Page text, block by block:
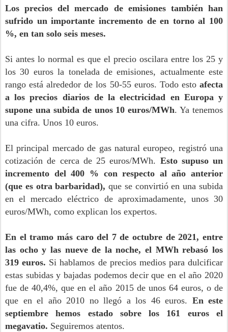
Los precios del mercado de emisiones también han
sufrido un importante incremento de en torno al 100
%, en tan solo seis meses.
Si antes lo normal es que el precio oscilara entre los 25 y
los 30 euros la tonelada de emisiones, actualmente este
rango está alrededor de los 50-55 euros. Todo esto afecta
a los precios diarios de la electricidad en Europa y
supone una subida de unos 10 euros/MWh. Ya tenemos
una cifra. Unos 10 euros.
El principal mercado de gas natural europeo, registró una
cotización de cerca de 25 euros/MWh. Esto supuso un
incremento del 400 % con respecto al año anterior
(que es otra barbaridad), que se convirtió en una subida
en el mercado eléctrico de aproximadamente, unos 30
euros/MWh, como explican los expertos.
En el tramo más caro del 7 de octubre de 2021, entre
las ocho y las nueve de la noche, el MWh rebasó los
319 euros. Si hablamos de precios medios para dulcificar
estas subidas y bajadas podemos decir que en el año 2020
fue de 40,4%, que en el año 2015 de unos 64 euros, o de
que en el año 2010 no llegó a los 46 euros. En este
septiembre hemos estado sobre los 161 euros el
megavatio. Seguiremos atentos.